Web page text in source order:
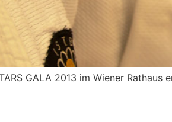
GALA 2013 im Wiener